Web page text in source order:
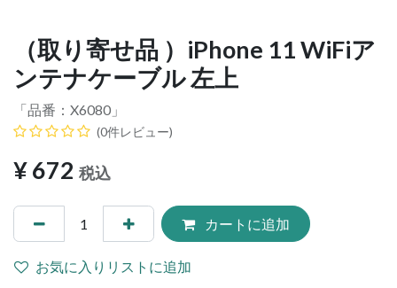
（取り寄せ品 ）iPhone 11 WiFiア
ンテナケーブル 左上
「品番： X6080 」
(0件レビュー)
¥672 税込
カートに追加
お気に入りリストに追加